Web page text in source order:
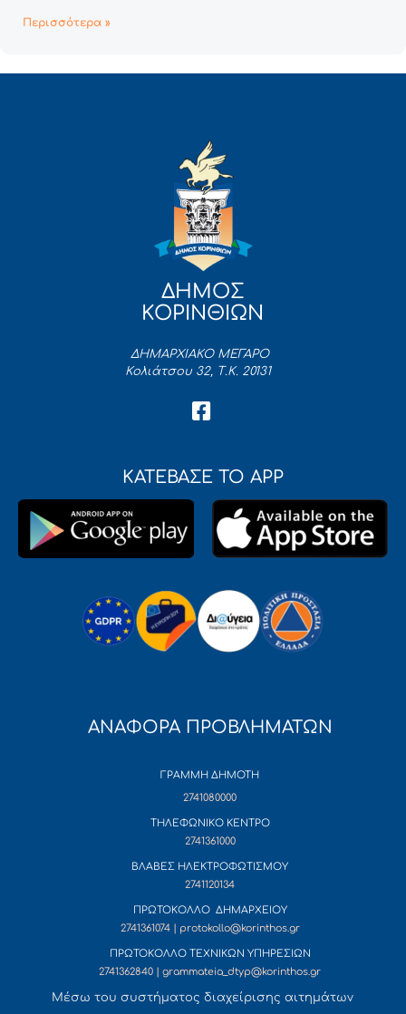
Περισσότερα »
ΔΗΜΟΣ
ΚΟΡΙΝΘΙΩΝ
ΔΗΜΑΡΧΙΑΚΟ ΜΕΓΑΡΟ
Κολιάτσου 32, Τ.Κ. 20131
ΚΑΤΕΒΑΣΕ ΤΟ APP
ΑΝΑΦΟΡΑ ΠΡΟΒΛΗΜΑΤΩΝ
ΓΡΑΜΜΗ ΔΗΜΟΤΗ
2741080000
ΤΗΛΕΦΩΝΙΚΟ ΚΕΝΤΡΟ
2741361000
ΒΛΑΒΕΣ ΗΛΕΚΤΡΟΦΩΤΙΣΜΟΥ
2741120134
ΠΡΩΤΟΚΟΛΛΟ ΔΗΜΑΡΧΕΙΟΥ
2741361074 | protokollo@korinthos.gr
ΠΡΩΤΟΚΟΛΛΟ ΤΕΧΝΙΚΩΝ ΥΠΗΡΕΣΙΩΝ
2741362840 | grammateia_dtyp@korinthos.gr
Mέσω του συστήματος διαχείρισης αιτημάτων